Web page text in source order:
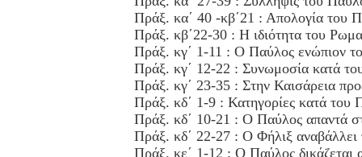
Πράξ. κα΄ 40 -κβ΄21 : Απολογία του
Πράξ. κβ΄22-30 : Η ιδιότητα του
Πράξ. κγ΄ 1-11 : Ο Παύλος ενώπιον
Πράξ. κγ΄ 12-22 : Συνωμοσία κατά
Πράξ. κγ΄ 23-35 : Στην Καισάρεια
Πράξ. κδ΄ 1-9 : Κατηγορίες κατά του
Πράξ. κδ΄ 10-21 : Ο Παύλος απαντά
Πράξ. κδ΄ 22-27 : Ο Φήλιξ αναβάλλει
Πράξ. κε΄ 1-12 : Ο Παύλος δικάζεται